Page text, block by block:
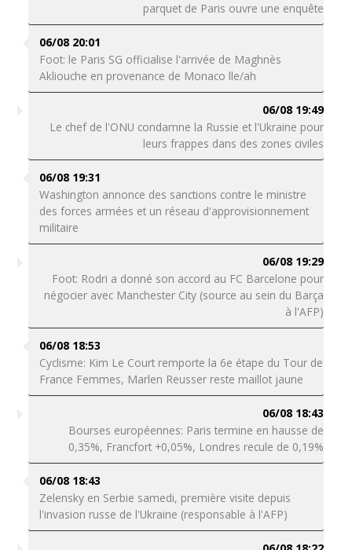
parquet de Paris ouvre une enquête
06/08 20:01
Foot: le Paris SG officialise l'arrivée de Maghnès
Akliouche en provenance de Monaco lle/ah
06/08 19:49
Le chef de l'ONU condamne la Russie et l'Ukraine pour
leurs frappes dans des zones civiles
06/08 19:31
Washington annonce des sanctions contre le ministre
des forces armées et un réseau d'approvisionnement
militaire
06/08 19:29
Foot: Rodri a donné son accord au FC Barcelone pour
négocier avec Manchester City (source au sein du Barça
à l'AFP)
06/08 18:53
Cyclisme: Kim Le Court remporte la 6e étape du Tour de
France Femmes, Marlen Reusser reste maillot jaune
06/08 18:43
Bourses européennes: Paris termine en hausse de
0,35%, Francfort +0,05%, Londres recule de 0,19%
06/08 18:43
Zelensky en Serbie samedi, première visite depuis
l'invasion russe de l'Ukraine (responsable à l'AFP)